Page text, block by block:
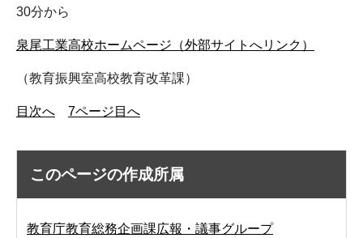
30分から
泉尾工業高校ホームページ（外部サイトへリンク）
（教育振興室高校教育改革課）
目次へ 7ページ目へ
このページの作成所属
教育庁教育総務企画課広報・議事グループ